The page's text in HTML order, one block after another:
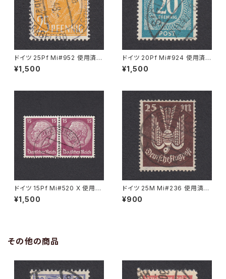
ドイツ 25Pf Mi#952 使用済み
切手｜MERKERSHAUSEN 14.
2.1948
¥1,500
ドイツ 20Pf Mi#924 使用済み
切手｜SIGLINGEN 7.11.1947
¥1,500
ドイツ 15Pf Mi#520 X 使用済
み切手｜PÖSSNECK 22.9.19
36
¥1,500
ドイツ 25M Mi#236 使用済み
切手｜BRESLAU 8.6.1923
¥900
その他の商品